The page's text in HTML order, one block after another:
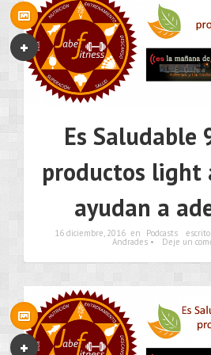
Es Saludable
productos light
ayudan a
16 diciembre, 2016 en Podcasts
Andrades • Deje un